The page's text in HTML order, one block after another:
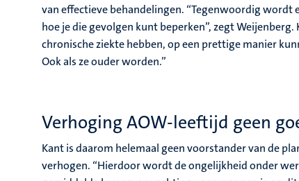
van effectieve behandelingen. “Tegenwoordig wordt
hoe je die gevolgen kunt beperken”, zegt
chronische ziekte hebben, op een prettige manier
Ook als ze ouder worden.”
Verhoging AOW-leeftijd geen
Kant is daarom helemaal geen voorstander van de
verhogen. “Hierdoor wordt de ongelijkheid onder